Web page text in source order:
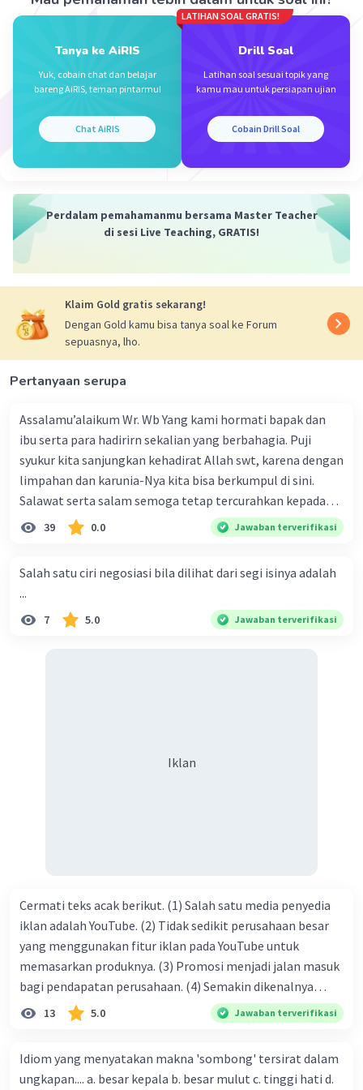
Jadi, jawaban yang benar adalah pandai, bahagia,
sedih, malas, berat.
Beri Rating·5.0(1) Balas
Iklan
Tanya ke AiRIS
Yuk, cobain chat dan belajar
bareng AiRIS, teman pintarmu!
Chat AiRIS
LATIHAN SOAL GRATIS!
Drill Soal
Latihan soal sesuai topik yang
kamu mau untuk persiapan ujian
Cobain Drill Soal
Perdalam pemahamanmu bersama Master Teacher
di sesi Live Teaching, GRATIS!
Klaim Gold gratis sekarang!
Dengan Gold kamu bisa tanya soal ke Forum
sepuasnya, lho.
Pertanyaan serupa
Assalamu’alaikum Wr. Wb Yang kami hormati bapak dan
ibu serta para hadirirn sekalian yang berbahagia. Puji
syukur kita sanjungkan kehadirat Allah swt, karena dengan
limpahan dan karunia-Nya kita bisa berkumpul di sini.
Salawat serta salam semoga tetap tercurahkan kepada
junjungan Nabi besar Muhammad saw, karena beliau
menyiarkan agama yang haq, yakni agama islam, agama
ke dalam umat-Nya yang diberkahi. Amin ya rabbal alamin.
Hadirin sekalian yang berbahagia! Dirasa amat penting
sekali jiwa sosial untuk diterapkan di lingkungan keluarga,
limpahan karuniaNya kita bisa berkumpul di sini. Kalimat
39 0.0 Jawaban terverifikasi
Salah satu ciri negosiasi bila dilihat dari segi isinya adalah
...
7 5.0 Jawaban terverifikasi
Iklan
Cermati teks acak berikut. (1) Salah satu media penyedia
iklan adalah YouTube. (2) Tidak sedikit perusahaan besar
yang menggunakan fitur iklan pada YouTube untuk
memasarkan produknya. (3) Promosi menjadi jalan masuk
bagi pendapatan perusahaan. (4) Semakin dikenalnya
suatu produk oleh konsumen, semakin besar pula peluang
perusahaan kepada konsumen. Urutan yang tepat agar
13 5.0 Jawaban terverifikasi
Idiom yang menyatakan makna 'sombong' tersirat dalam
ungkapan.... a. besar kepala b. besar mulut c. tinggi hati d.